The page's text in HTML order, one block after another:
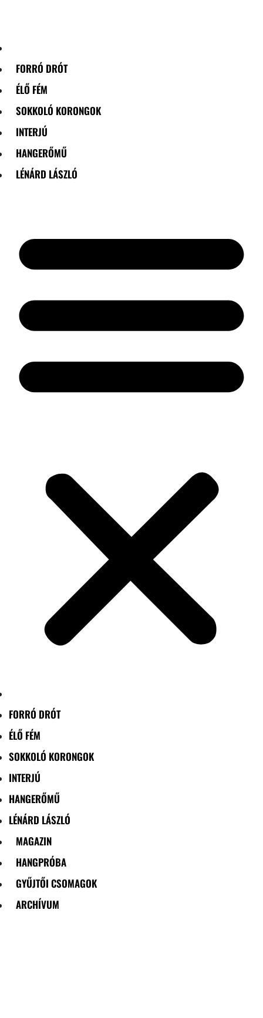
FORRÓ DRÓT
ÉLŐ FÉM
SOKKOLÓ KORONGOK
INTERJÚ
HANGERŐMŰ
LÉNÁRD LÁSZLÓ
FORRÓ DRÓT
ÉLŐ FÉM
SOKKOLÓ KORONGOK
INTERJÚ
HANGERŐMŰ
LÉNÁRD LÁSZLÓ
MAGAZIN
HANGPRÓBA
GYŰJTŐI CSOMAGOK
ARCHÍVUM